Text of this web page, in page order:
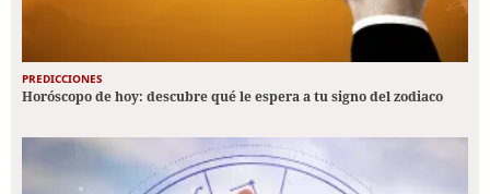
PREDICCIONES
Horóscopo de hoy: descubre qué le espera a tu signo del zodiaco